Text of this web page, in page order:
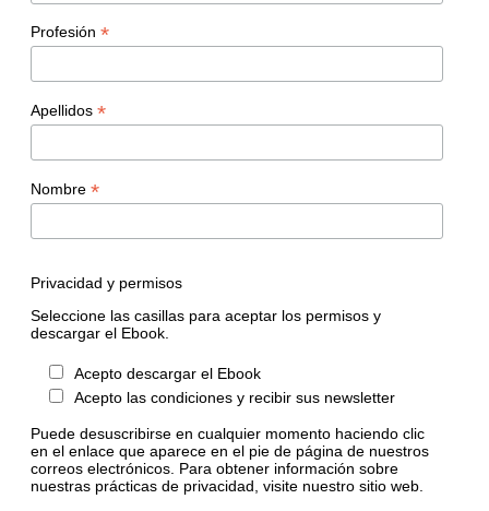
Profesión *
Apellidos *
Nombre *
Privacidad y permisos
Seleccione las casillas para aceptar los permisos y
descargar el Ebook.
Acepto descargar el Ebook
Acepto las condiciones y recibir sus newsletter
Puede desuscribirse en cualquier momento haciendo clic
en el enlace que aparece en el pie de página de nuestros
correos electrónicos. Para obtener información sobre
nuestras prácticas de privacidad, visite nuestro sitio web.